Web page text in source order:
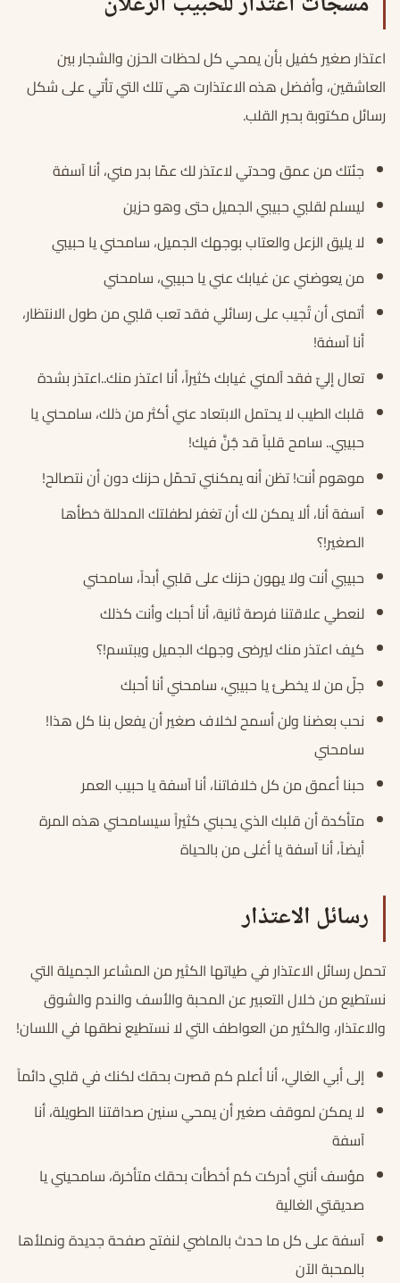
اعتذار صغير كفيل بأن يمحي كل لحظات الحزن والشجار بين
العاشقين، وأفضل هذه الاعتذارت هي تلك التي تأتي على شكل
رسائل مكتوبة بحبر القلب.
جئتك من عمق وحدتي لاعتذر لك عمّا بدر مني، أنا آسفة
ليسلم لقلبي حبيبي الجميل حتى وهو حزين
لا يليق الزعل والعتاب بوجهك الجميل، سامحني يا حبيبي
من يعوضني عن غيابك عني يا حبيبي، سامحني
أتمنى أن تُجيب على رسائلي فقد تعب قلبي من طول الانتظار،
أنا آسفة!
تعال إليّ فقد آلمني غيابك كثيراً، أنا اعتذر منك..اعتذر بشدة
قلبك الطيب لا يحتمل الابتعاد عني أكثر من ذلك، سامحني يا
حبيبي.. سامح قلباً قد جُنَّ فيك!
موهوم أنت! تظن أنه يمكنني تحمّل حزنك دون أن نتصالح!
آسفة أنا، ألا يمكن لك أن تغفر لطفلتك المدللة خطأها
الصغير!؟
حبيبي أنت ولا يهون حزنك على قلبي أبداً، سامحني
لنعطي علاقتنا فرصة ثانية، أنا أحبك وأنت كذلك
كيف اعتذر منك ليرضى وجهك الجميل ويبتسم!؟
جلّ من لا يخطئ يا حبيبي، سامحني أنا أحبك
نحب بعضنا ولن أسمح لخلاف صغير أن يفعل بنا كل هذا!
سامحني
حبنا أعمق من كل خلافاتنا، أنا آسفة يا حبيب العمر
متأكدة أن قلبك الذي يحبني كثيراً سيسامحني هذه المرة
أيضاً، أنا آسفة يا أغلى من بالحياة
رسائل الاعتذار
تحمل رسائل الاعتذار في طياتها الكثير من المشاعر الجميلة التي
نستطيع من خلال التعبير عن المحبة والأسف والندم والشوق
والاعتذار، والكثير من العواطف التي لا نستطيع نطقها في اللسان!
إلى أبي الغالي، أنا أعلم كم قصرت بحقك لكنك في قلبي دائماً
لا يمكن لموقف صغير أن يمحي سنين صداقتنا الطويلة، أنا
آسفة
مؤسف أنني أدركت كم أخطأت بحقك متأخرة، سامحيني يا
صديقتي الغالية
آسفة على كل ما حدث بالماضي لنفتح صفحة جديدة ونملأها
بالمحبة الآن